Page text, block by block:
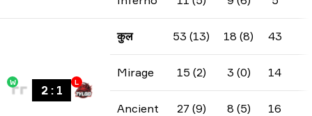
W
2: 1
L
कुल 53 (13) 18 (8) 43
Mirage 15 (2) 3 (0) 14
Ancient 27 (9) 8 (5) 16